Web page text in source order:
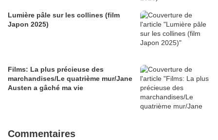
Lumière pâle sur les collines (film
Japon 2025)
Films: La plus précieuse des
marchandises/Le quatrième mur/Jane
Austen a gâché ma vie
Commentaires